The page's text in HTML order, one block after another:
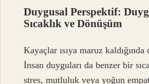
Duygusal Perspektif:
Sıcaklık ve Dönüşüm
Kayaçlar ısıya maruz
İnsan duyguları da benzer bir
stres, mutluluk veya yoğun